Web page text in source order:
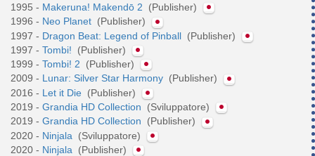
1995 - Makeruna! Makendō 2
(Publisher)
1996 - Neo Planet (Publisher)
1997 - Dragon Beat: Legend of Pinball (Publisher)
1997 - Tombi!
(Publisher)
1999 - Tombi! 2
(Publisher)
2009 - Lunar: Silver Star Harmony (Publisher)
2016 - Let it Die (Publisher)
2019 - Grandia HD Collection
(Sviluppatore)
2019 - Grandia HD Collection
(Publisher)
2020 - Ninjala
(Sviluppatore)
2020 - Ninjala
(Publisher)